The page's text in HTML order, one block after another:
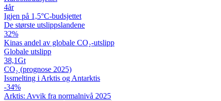
4år
Igjen på 1,5°C-budsjettet
De største utslipps­landene
32%
Kinas andel av globale CO₂-utslipp
Globale utslipp
38,1Gt
CO₂ (prognose 2025)
Issmelting i Arktis og Antarktis
-34%
Arktis: Avvik fra normalnivå 2025